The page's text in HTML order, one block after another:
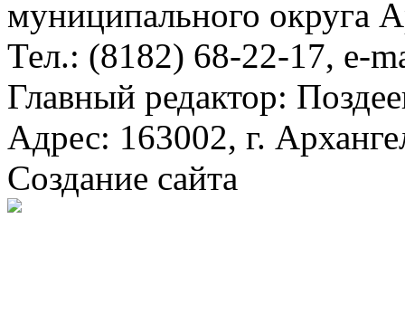
муниципального округа
Тел.: (8182) 68-22-17, e-
Главный редактор:
Адрес: 163002, г.
Создание сайта